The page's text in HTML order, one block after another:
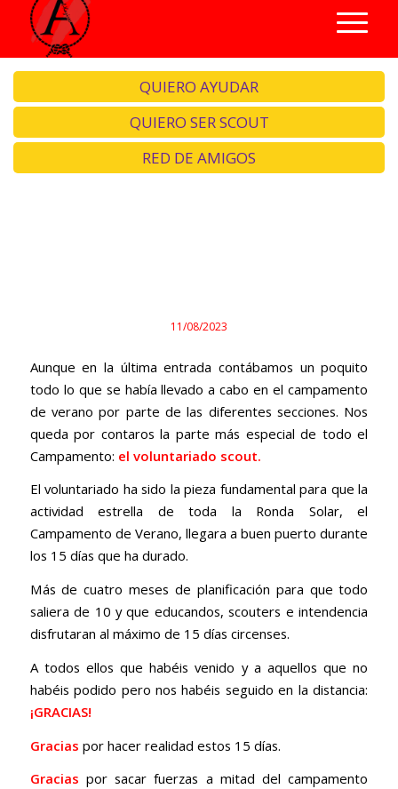
QUIERO AYUDAR
QUIERO SER SCOUT
RED DE AMIGOS
11/08/2023
Aunque en la última entrada contábamos un poquito
todo lo que se había llevado a cabo en el campamento
de verano por parte de las diferentes secciones. Nos
queda por contaros la parte más especial de todo el
Campamento: el voluntariado scout.
El voluntariado ha sido la pieza fundamental para que la
actividad estrella de toda la Ronda Solar, el
Campamento de Verano, llegara a buen puerto durante
los 15 días que ha durado.
Más de cuatro meses de planificación para que todo
saliera de 10 y que educandos, scouters e intendencia
disfrutaran al máximo de 15 días circenses.
A todos ellos que habéis venido y a aquellos que no
habéis podido pero nos habéis seguido en la distancia:
¡GRACIAS!
Gracias por hacer realidad estos 15 días.
Gracias por sacar fuerzas a mitad del campamento